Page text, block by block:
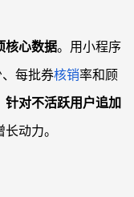
核心数据。用小程序
每批券核销率和顾
针对不活跃用户追加
动力。